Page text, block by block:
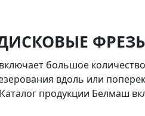
большое
вдоль или
продукции Белмаш